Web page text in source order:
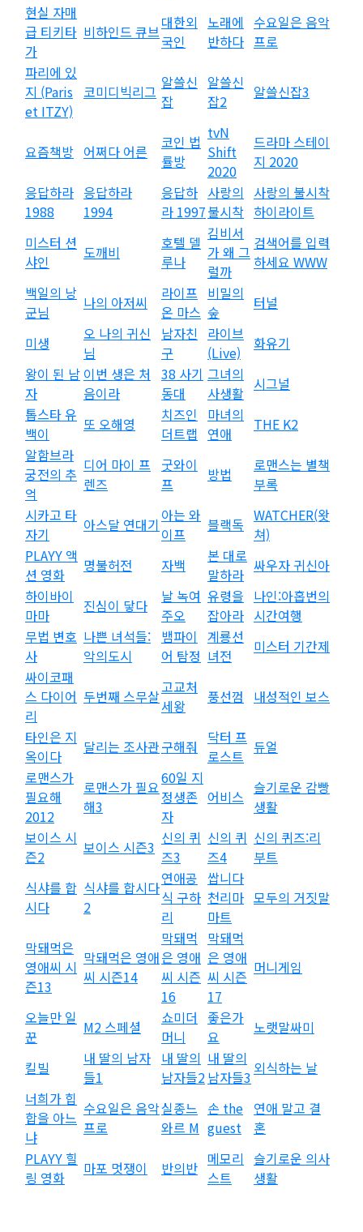
현실 자매
급 티키타
가
비하인드 큐브대한외
국인
노래에
반하다
수요일은 음악
프로
파리에 있
지 (Paris
et ITZY)
코미디빅리그 알쓸신
잡
알쓸신
잡2
알쓸신잡3
요즘책방 어쩌다 어른
코인 법
률방
tvN
Shift
2020
드라마 스테이
지 2020
응답하라
1988
응답하라
1994
응답하
라 1997
사랑의
불시착
사랑의 불시착
하이라이트
미스터 션
샤인
도깨비
호텔 델
루나
김비서
가 왜 그
럴까
검색어를 입력
하세요 WWW
백일의 낭
군님
나의 아저씨
라이프
온 마스
비밀의
숲
터널
미생
오 나의 귀신
님
남자친
구
라이브
(Live)
화유기
왕이 된 남
자
이번 생은 처
음이라
38 사기
동대
그녀의
사생활 시그널
톱스타 유
백이
또 오해영
치즈인
더트랩
마녀의
연애
THE K2
알함브라
궁전의 추
억
디어 마이 프
렌즈
굿와이
프
방법
로맨스는 별책
부록
시카고 타
자기
아스달 연대기 아는 와
이프
블랙독 WATCHER(왓
쳐)
PLAYY 액
션 영화
명불허전 자백
본 대로
말하라 싸우자 귀신아
하이바이
마마
진심이 닿다
날 녹여
주오
유령을
잡아라
나인:아홉번의
시간여행
무법 변호
사
나쁜 녀석들:
악의도시
뱀파이
어 탐정
계룡선
녀전
미스터 기간제
싸이코패
스 다이어
리
두번째 스무살고교처
세왕
풍선껌 내성적인 보스
타인은 지
옥이다
달리는 조사관구해줘
닥터 프
로스트 듀얼
로맨스가
필요해
2012
로맨스가 필요
해3
60일 지
정생존
자
어비스 슬기로운 감빵
생활
보이스 시
즌2
보이스 시즌3 신의 퀴
즈3
신의 퀴
즈4
신의 퀴즈:리
부트
식샤를 합
시다
식샤를 합시다
2
연애공
식 구하
리
쌉니다
천리마
마트
모두의 거짓말
막돼먹은
영애씨 시
즌13
막돼먹은 영애
씨 시즌14
막돼먹
은 영애
씨 시즌
16
막돼먹
은 영애
씨 시즌
17
머니게임
오늘만 일
꾼
M2 스페셜
쇼미더
머니
좋은가
요
노랫말싸미
킬빌
내 딸의 남자
들1
내 딸의
남자들2
내 딸의
남자들3 외식하는 날
너희가 힙
합을 아느
냐
수요일은 음악
프로
실종느
와르 M
손 the
guest
연애 말고 결
혼
PLAYY 힐
링 영화
마포 멋쟁이 반의반 메모리
스트
슬기로운 의사
생활